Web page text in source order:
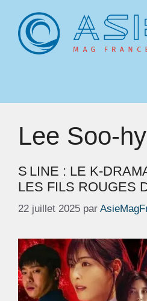
contenu
Lee Soo-
S LINE : LE K-
LES FILS ROUGES
22 juillet 2025 par